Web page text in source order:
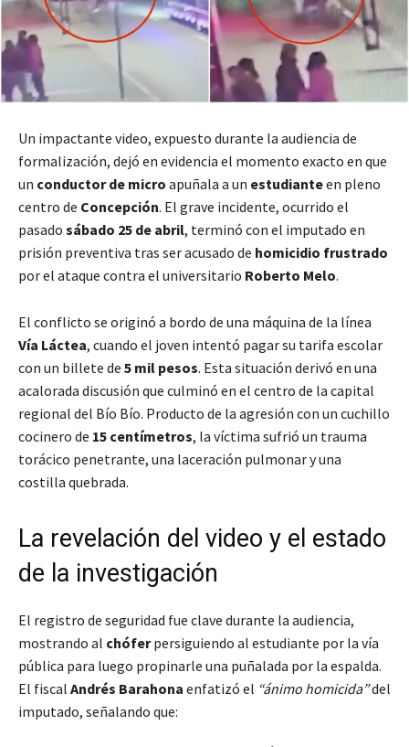
Un impactante video, expuesto durante la audiencia de
formalización, dejó en evidencia el momento exacto en que
un conductor de micro apuñala a un estudianteen pleno
centro de Concepción. El grave incidente, ocurrido el
pasado sábado 25 de abril, terminó con el imputado en
prisión preventiva tras ser acusado de homicidio frustrado
por el ataque contra el universitario Roberto Melo.
El conflicto se originó a bordo de una máquina de la línea
Vía Láctea, cuando el joven intentó pagar su tarifa escolar
con un billete de 5 mil pesos. Esta situación derivó en una
acalorada discusión que culminó en el centro de la capital
regional del Bío Bío. Producto de la agresión con un cuchillo
cocinero de 15 centímetros, la víctima sufrió un trauma
torácico penetrante, una laceración pulmonar y una
costilla quebrada.
La revelación del video y el estado
de la investigación
El registro de seguridad fue clave durante la audiencia,
mostrando al chóferpersiguiendo al estudiante por la vía
pública para luego propinarle una puñalada por la espalda.
El fiscal Andrés Barahona enfatizó el “ánimo homicida”del
imputado, señalando que: